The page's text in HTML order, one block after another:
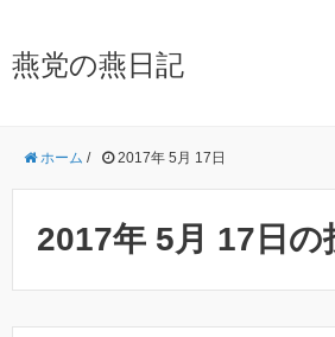
燕党の燕日記
ホーム / 2017年 5月 17日
2017年 5月 17日の